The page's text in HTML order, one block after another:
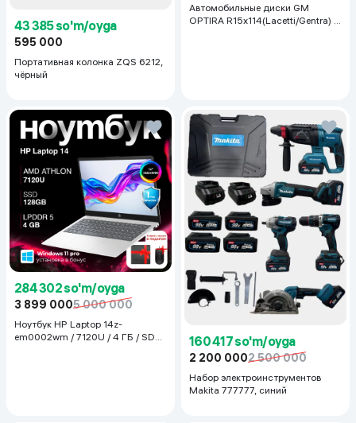
43 385 so'm/oyga
595 000
Портативная колонка ZQS 6212,
чёрный
Автомобильные диски GM
OPTIRA R15x114(Lacetti/Gentra) 1
284 302 so'm/oyga
3 899 0005 000 000
Ноутбук HP Laptop 14z-
em0002wm / 7120U / 4 ГБ / SDD
160 417 so'm/oyga
2 200 0002 500 000
Набор электроинструментов
Makita 777777, синий